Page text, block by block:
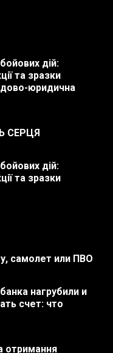
дій:
та зразки
юридична
СЕРЦЯ
дій:
та зразки
самолет или ПВО
нагрубили и
счет: что
отримання